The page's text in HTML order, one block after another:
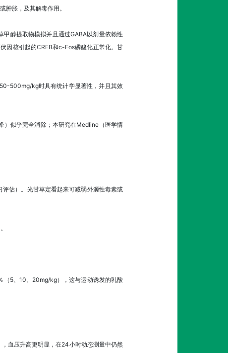
肿胀，及其解毒作用。
醇提取物模拟并且通过GABA以剂量依赖性
因核引起的CREB和c-Fos磷酸化正常化。甘
500mg/kg时具有统计学显著性，并且其效
）似乎完全消除；本研究在Medline（医学情
估）。光甘草定看起来可减弱外源性毒素或
5、10、20mg/kg），这与运动诱发的乳酸
血压升高更明显，在24小时动态测量中仍然